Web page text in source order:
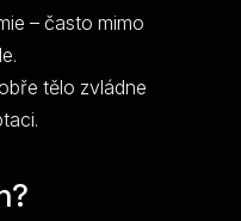
– často mimo
tělo zvládne